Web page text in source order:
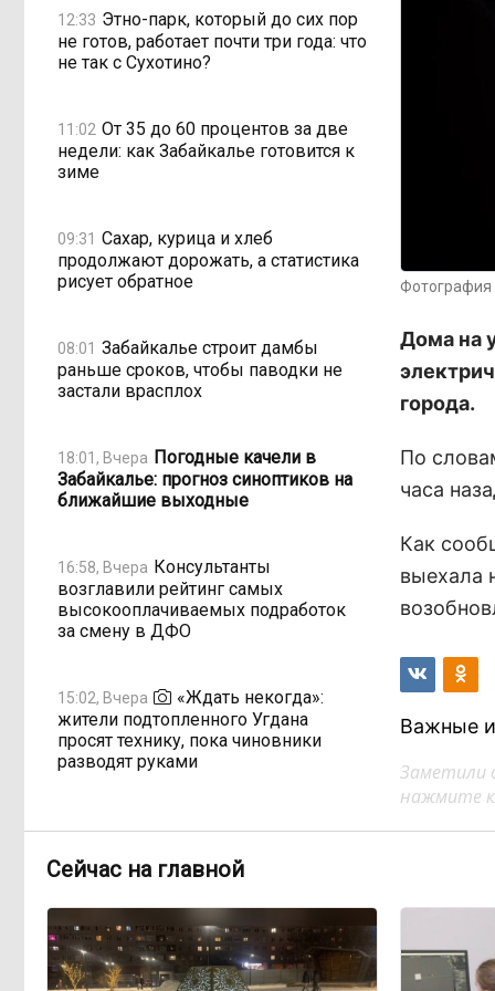
12:33 Этно-парк, который до сих пор
не готов, работает почти три года: что
не так с Сухотино?
11:02 От 35 до 60 процентов за две
недели: как Забайкалье готовится к
зиме
09:31 Сахар, курица и хлеб
продолжают дорожать, а статистика
рисует обратное
08:01 Забайкалье строит дамбы
раньше сроков, чтобы паводки не
застали врасплох
18:01, Вчера Погодные качели в
Забайкалье: прогноз синоптиков на
ближайшие выходные
16:58, Вчера Консультанты
возглавили рейтинг самых
высокооплачиваемых подработок
за смену в ДФО
15:02, Вчера
«Ждать некогда»:
жители подтопленного Угдана
просят технику, пока чиновники
разводят руками
13:44, Вчера Правительство РФ
«Евро-2»
12:33, Вчера Власти: Забайкалье
переживает туристический бум
Фотография
Дома на
города.
По
часа
Как
выехала
Важные
Заметили
нажмите
Сейчас на главной